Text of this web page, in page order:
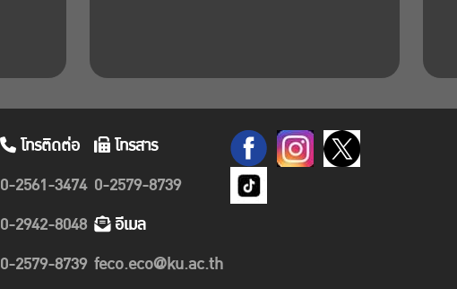
โทรติดต่อ
0-2561-3474
0-2942-8048
0-2579-8739
โทรสาร
0-2579-8739
อีเมล
feco.eco@ku.ac.th